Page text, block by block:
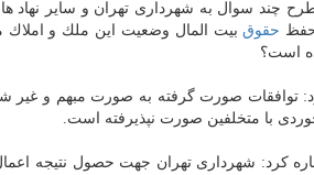
چند سوال به شهرداری تهران و سایر نهاد
حقوقبیت المال وضعیت این ملك و املاك
است؟
توافقات صورت گرفته به صورت مبهم و غیر
با متخلفین صورت نپذیرفته است.
كرد: شهرداری تهران جهت حصول نتیجه